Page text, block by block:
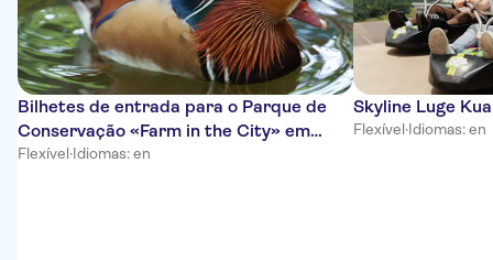
Bilhetes de entrada para o Parque de
Conservação «Farm in the City» em
Selangor
Flexível·Idiomas: en
Skyline Luge
Flexível·Idiomas: en